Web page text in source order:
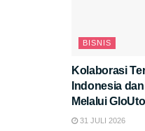
BISNIS
Kolaborasi
Indonesia
Melalui
Promo dan
31 JULI 2026